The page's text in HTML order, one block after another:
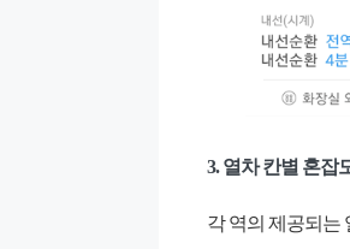
3. 열차 칸별 혼잡
각 역의 제공되는